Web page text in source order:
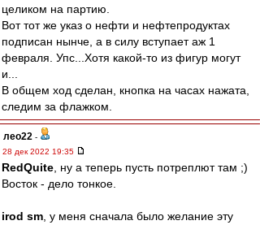
целиком на партию.
Вот тот же указ о нефти и нефтепродуктах
подписан нынче, а в силу вступает аж 1
февраля. Упс...Хотя какой-то из фигур могут
и...
В общем ход сделан, кнопка на часах нажата,
следим за флажком.
лео22 -
28 дек 2022 19:35
RedQuite , ну а теперь пусть потреплют там ;)
Восток - дело тонкое.
irod sm , у меня сначала было желание эту